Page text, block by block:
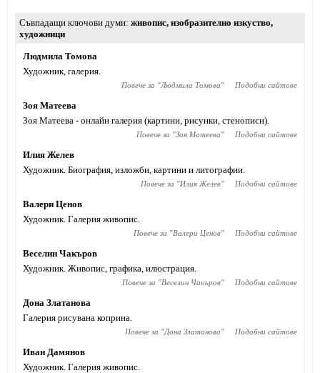
Съвпадащи ключови думи живопис, изобразително изкуство,
художници
Людмила Томова
Художник, галерия.
Повече за "Людмила Томова" Подобни сайтове
Зоя Матеева
Зоя Матеева - онлайн галерия (картини, рисунки, стенописи).
Повече за "Зоя Матеева" Подобни сайтове
Илия Желев
Художник. Биография, изложби, картини и литографии.
Повече за "Илия Желев" Подобни сайтове
Валери Ценов
Художник. Галерия живопис.
Повече за "Валери Ценов" Подобни сайтове
Веселин Чакъров
Художник. Живопис, графика, илюстрация.
Повече за "Веселин Чакъров" Подобни сайтове
Дона Златанова
Галерия рисувана коприна.
Повече за "Дона Златанова" Подобни сайтове
Иван Дамянов
Художник. Галерия живопис.